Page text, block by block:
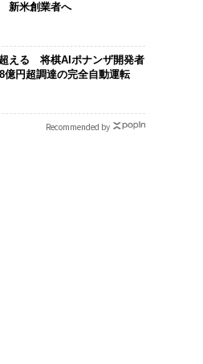
新米創業者へ
える 将棋AIポナンザ開発者
億円超調達の完全自動運転
Recommended by